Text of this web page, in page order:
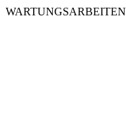
WARTUNGSARBEITEN